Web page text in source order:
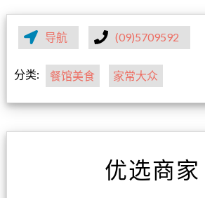
导航 (09)5709592
分类: 餐馆美食 家常大众
优选商家